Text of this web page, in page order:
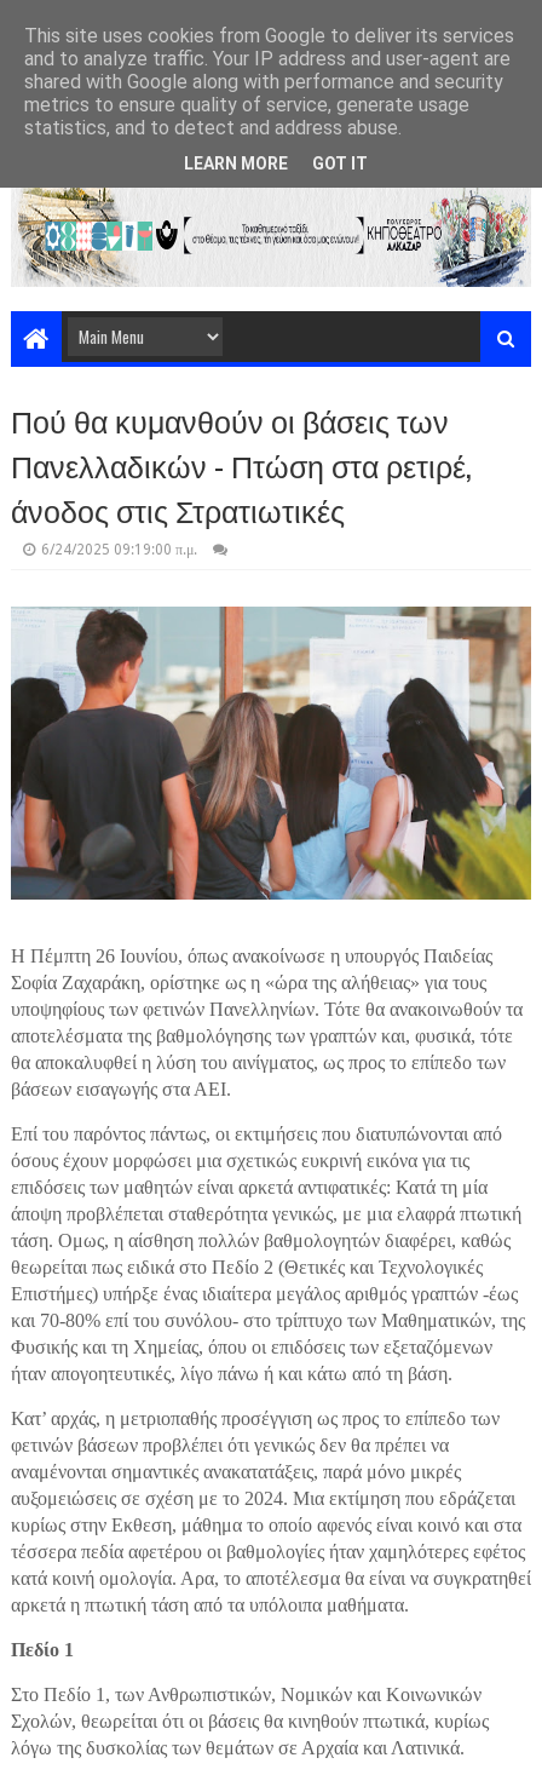
Πού θα κυμανθούν οι βάσεις των
Πανελλαδικών - Πτώση στα ρετιρέ,
άνοδος στις Στρατιωτικές
6/24/2025 09:19:00 π.μ.
Η Πέμπτη 26 Ιουνίου, όπως ανακοίνωσε η υπουργός Παιδείας
Σοφία Ζαχαράκη, ορίστηκε ως η «ώρα της αλήθειας» για τους
υποψηφίους των φετινών Πανελληνίων. Τότε θα ανακοινωθούν τα
αποτελέσματα της βαθμολόγησης των γραπτών και, φυσικά, τότε
θα αποκαλυφθεί η λύση του αινίγματος, ως προς το επίπεδο των
βάσεων εισαγωγής στα ΑΕΙ.
Επί του παρόντος πάντως, οι εκτιμήσεις που διατυπώνονται από
όσους έχουν μορφώσει μια σχετικώς ευκρινή εικόνα για τις
επιδόσεις των μαθητών είναι αρκετά αντιφατικές: Κατά τη μία
άποψη προβλέπεται σταθερότητα γενικώς, με μια ελαφρά πτωτική
τάση. Ομως, η αίσθηση πολλών βαθμολογητών διαφέρει, καθώς
θεωρείται πως ειδικά στο Πεδίο 2 (Θετικές και Τεχνολογικές
Επιστήμες) υπήρξε ένας ιδιαίτερα μεγάλος αριθμός γραπτών -έως
και 70-80% επί του συνόλου- στο τρίπτυχο των Μαθηματικών, της
Φυσικής και τη Χημείας, όπου οι επιδόσεις των εξεταζόμενων
ήταν απογοητευτικές, λίγο πάνω ή και κάτω από τη βάση.
Κατ’ αρχάς, η μετριοπαθής προσέγγιση ως προς το επίπεδο των
φετινών βάσεων προβλέπει ότι γενικώς δεν θα πρέπει να
αναμένονται σημαντικές ανακατατάξεις, παρά μόνο μικρές
αυξομειώσεις σε σχέση με το 2024. Μια εκτίμηση που εδράζεται
κυρίως στην Εκθεση, μάθημα το οποίο αφενός είναι κοινό και στα
τέσσερα πεδία αφετέρου οι βαθμολογίες ήταν χαμηλότερες εφέτος
κατά κοινή ομολογία. Αρα, το αποτέλεσμα θα είναι να συγκρατηθεί
αρκετά η πτωτική τάση από τα υπόλοιπα μαθήματα.
Πεδίο 1
Στο Πεδίο 1, των Ανθρωπιστικών, Νομικών και Κοινωνικών
Σχολών, θεωρείται ότι οι βάσεις θα κινηθούν πτωτικά, κυρίως
λόγω της δυσκολίας των θεμάτων σε Αρχαία και Λατινικά.
This site uses cookies from Google to deliver its services
and to analyze traffic. Your IP address and user-agent are
shared with Google along with performance and security
metrics to ensure quality of service, generate usage
statistics, and to detect and address abuse.
LEARN MORE GOT IT